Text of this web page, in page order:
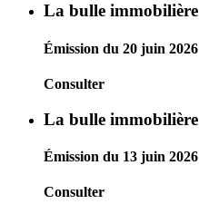
La bulle immobilière
Émission du 20 juin 2026
Consulter
La bulle immobilière
Émission du 13 juin 2026
Consulter